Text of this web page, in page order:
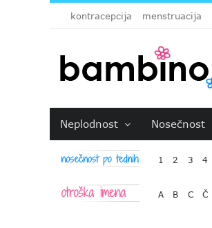
kontracepcija menstruacija
Neplodnost Nosečnost
1 2 3 4
A B C Č